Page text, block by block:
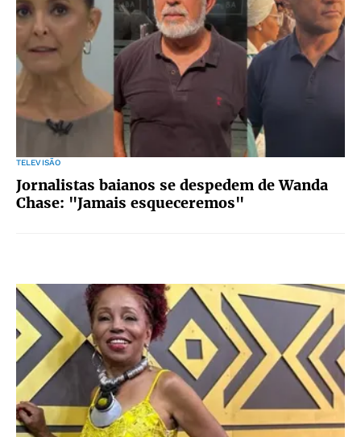
TELEVISÃO
Jornalistas baianos se despedem de Wanda
Chase: "Jamais esqueceremos"